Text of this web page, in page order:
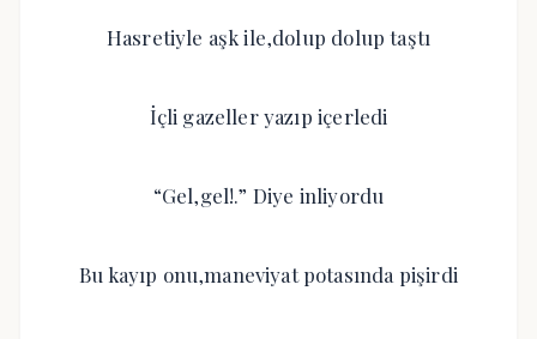
Hasretiyle aşk ile,dolup dolup taştı
İçli gazeller yazıp içerledi
“Gel,gel!.” Diye inliyordu
Bu kayıp onu,maneviyat potasında pişirdi